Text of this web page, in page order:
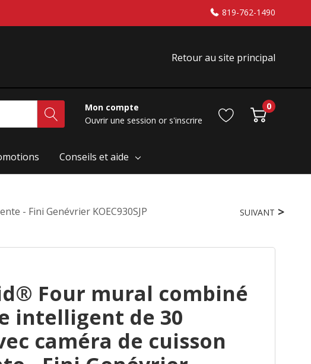
819-762-1490
Retour au site principal
Mon compte
Ouvrir une session or s'inscrire
0
Conseils et aide
- Fini Genévrier KOEC930SJP
SUIVANT
Four mural combiné
intelligent de 30
caméra de cuisson